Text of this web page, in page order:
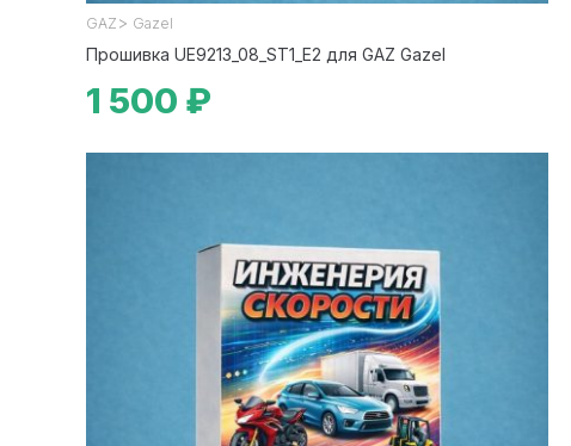
GAZ > Gazel
Прошивка UE9213_08_ST1_E2 для GAZ Gazel
1 500 ₽